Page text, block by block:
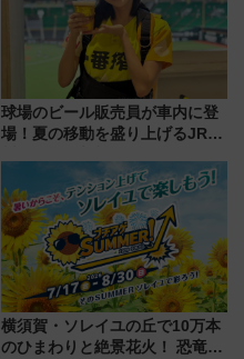
球場のビール販売員が車内に登
場！夏の移動を盛り上げるJR九
月7日限定 ソフトバンクホーク
スとコラボ
横須賀・ソレイユの丘で10万本
のひまわりと絶景花火！ 恐竜や